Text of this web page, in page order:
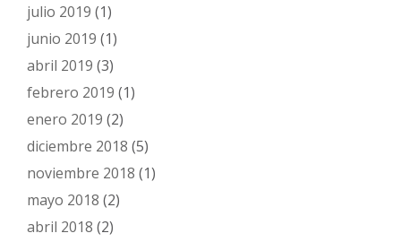
julio 2019 (1)
junio 2019 (1)
abril 2019 (3)
febrero 2019 (1)
enero 2019 (2)
diciembre 2018 (5)
noviembre 2018 (1)
mayo 2018 (2)
abril 2018 (2)